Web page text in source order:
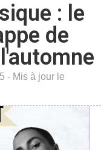
: le
de
- Mis à jour le